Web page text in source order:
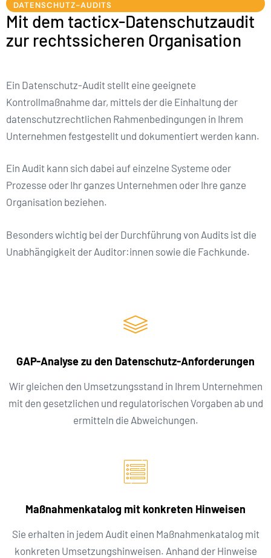
DATENSCHUTZ-AUDITS
Mit dem tacticx-Datenschutzaudit
zur rechtssicheren Organisation
Ein Datenschutz-Audit stellt eine geeignete
Kontrollmaßnahme dar, mittels der die Einhaltung der
datenschutzrechtlichen Rahmenbedingungen in Ihrem
Unternehmen festgestellt und dokumentiert werden kann.
Ein Audit kann sich dabei auf einzelne Systeme oder
Prozesse oder Ihr ganzes Unternehmen oder Ihre ganze
Organisation beziehen.
Besonders wichtig bei der Durchführung von Audits ist die
Unabhängigkeit der Auditor:innen sowie die Fachkunde.
GAP-Analyse zu den Datenschutz-Anforderungen
Wir gleichen den Umsetzungsstand in Ihrem Unternehmen
mit den gesetzlichen und regulatorischen Vorgaben ab und
ermitteln die Abweichungen.
Maßnahmenkatalog mit konkreten Hinweisen
Sie erhalten in jedem Audit einen Maßnahmenkatalog mit
konkreten Umsetzungshinweisen. Anhand der Hinweise